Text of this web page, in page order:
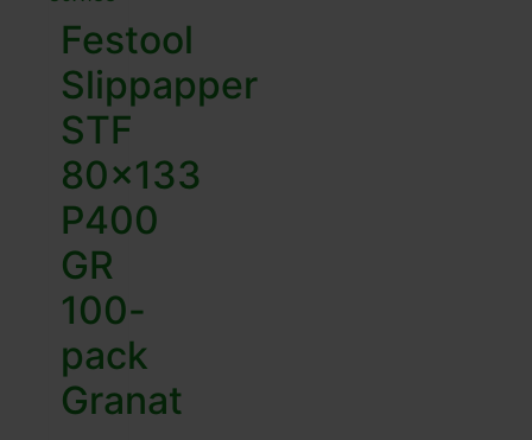
Festool
Slippapper
STF
80×133
P400
GR
100-
pack
Granat